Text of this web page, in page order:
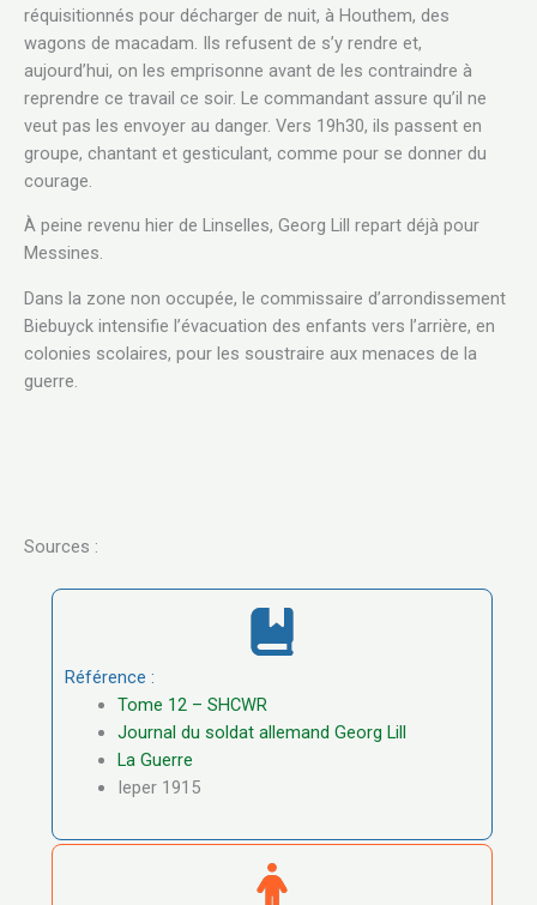
réquisitionnés pour décharger de nuit, à Houthem, des
wagons de macadam. Ils refusent de s’y rendre et,
aujourd’hui, on les emprisonne avant de les contraindre à
reprendre ce travail ce soir. Le commandant assure qu’il ne
veut pas les envoyer au danger. Vers 19h30, ils passent en
groupe, chantant et gesticulant, comme pour se donner du
courage.
À peine revenu hier de Linselles, Georg Lill repart déjà pour
Messines.
Dans la zone non occupée, le commissaire d’arrondissement
Biebuyck intensifie l’évacuation des enfants vers l’arrière, en
colonies scolaires, pour les soustraire aux menaces de la
guerre.
Sources :
Référence :
Tome 12 – SHCWR
Journal du soldat allemand Georg Lill
La Guerre
Ieper 1915